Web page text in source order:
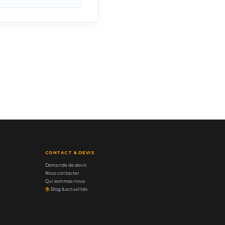
CONTACT & DEVIS
Demande de devis
Nous contacter
Qui sommes-nous
📚Blog & actualités